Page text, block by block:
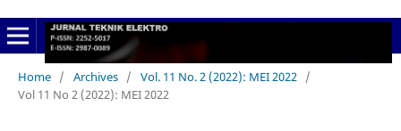
Home / Archives / Vol. 11 No. 2 (2022): MEI 2022 /
Vol 11 No 2 (2022): MEI 2022